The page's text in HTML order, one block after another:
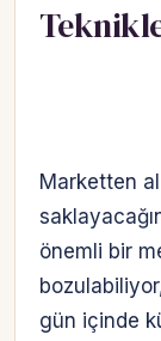
Marketten
önemli bir
gün içinde